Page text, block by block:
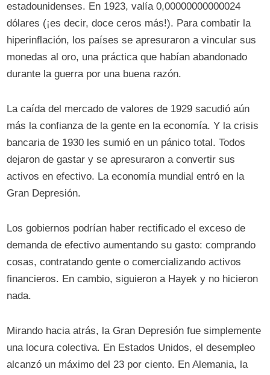
estadounidenses. En 1923, valía 0,00000000000024
dólares (¡es decir, doce ceros más!). Para combatir la
hiperinflación, los países se apresuraron a vincular sus
monedas al oro, una práctica que habían abandonado
durante la guerra por una buena razón.
La caída del mercado de valores de 1929 sacudió aún
más la confianza de la gente en la economía. Y la crisis
bancaria de 1930 les sumió en un pánico total. Todos
dejaron de gastar y se apresuraron a convertir sus
activos en efectivo. La economía mundial entró en la
Gran Depresión.
Los gobiernos podrían haber rectificado el exceso de
demanda de efectivo aumentando su gasto: comprando
cosas, contratando gente o comercializando activos
financieros. En cambio, siguieron a Hayek y no hicieron
nada.
Mirando hacia atrás, la Gran Depresión fue simplemente
una locura colectiva. En Estados Unidos, el desempleo
alcanzó un máximo del 23 por ciento. En Alemania, la